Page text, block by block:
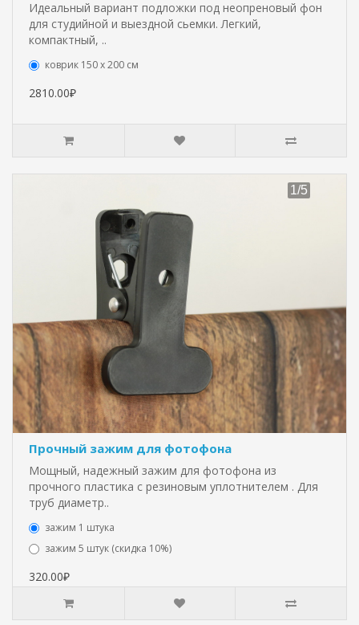
Идеальный вариант подложки под неопреновый фон
для студийной и выездной сьемки. Легкий,
компактный, ..
коврик 150 х 200 см
2810.00₽
Прочный зажим для фотофона
Мощный, надежный зажим для фотофона из
прочного пластика с резиновым уплотнителем . Для
труб диаметр..
зажим 1 штука
зажим 5 штук (скидка 10%)
320.00₽